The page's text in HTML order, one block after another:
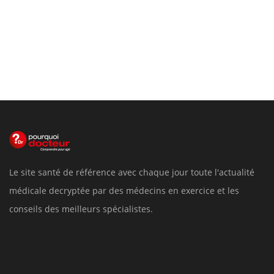
Le site santé de référence avec chaque jour toute l'actualité
médicale decryptée par des médecins en exercice et les
conseils des meilleurs spécialistes.